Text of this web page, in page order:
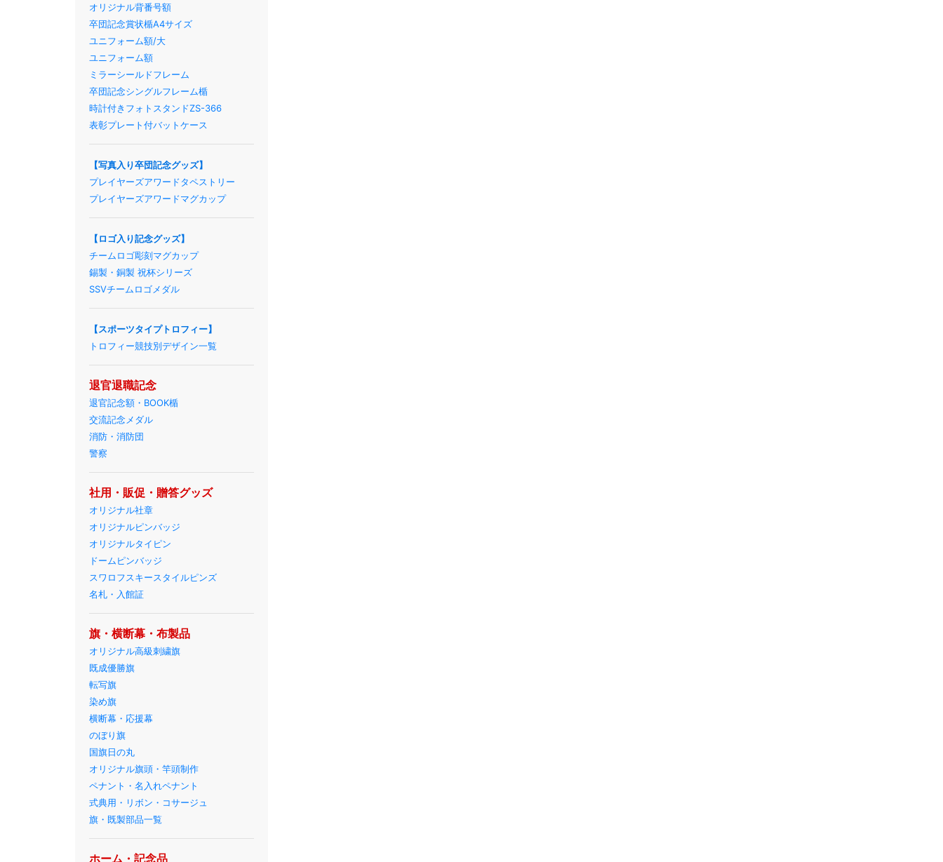
オリジナル背番号額
卒団記念賞状楯A4サイズ
ユニフォーム額/大
ユニフォーム額
ミラーシールドフレーム
卒団記念シングルフレーム楯
時計付きフォトスタンドZS-366
表彰プレート付バットケース
【写真入り卒団記念グッズ】
プレイヤーズアワードタペストリー
プレイヤーズアワードマグカップ
【ロゴ入り記念グッズ】
チームロゴ彫刻マグカップ
錫製・銅製 祝杯シリーズ
SSVチームロゴメダル
【スポーツタイプトロフィー】
トロフィー競技別デザイン一覧
退官退職記念
退官記念額・BOOK楯
交流記念メダル
消防・消防団
警察
社用・販促・贈答グッズ
オリジナル社章
オリジナルピンバッジ
オリジナルタイピン
ドームピンバッジ
スワロフスキースタイルピンズ
名札・入館証
旗・横断幕・布製品
オリジナル高級刺繍旗
既成優勝旗
転写旗
染め旗
横断幕・応援幕
のぼり旗
国旗日の丸
オリジナル旗頭・竿頭制作
ペナント・名入れペナント
式典用・リボン・コサージュ
旗・既製部品一覧
ホーム・記念品